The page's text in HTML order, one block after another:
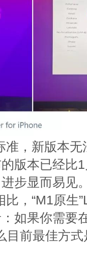
准，新版本
版本已经比
步显而易见
比，“M1原生
如果你需要
目前最佳方